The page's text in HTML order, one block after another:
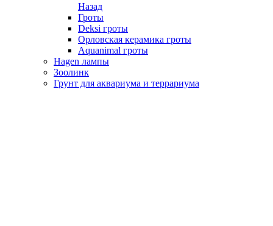
Назад
Гроты
Deksi гроты
Орловская керамика гроты
Aquanimal гроты
Hagen лампы
Зоолинк
Грунт для аквариума и террариума